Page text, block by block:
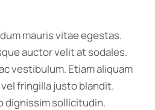
mauris vitae egestas.
auctor velit at sodales.
vestibulum. Etiam aliquam
fringilla justo blandit.
dignissim sollicitudin.